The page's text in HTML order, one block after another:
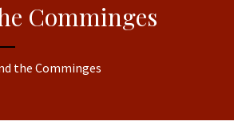
Comminges
the Comminges